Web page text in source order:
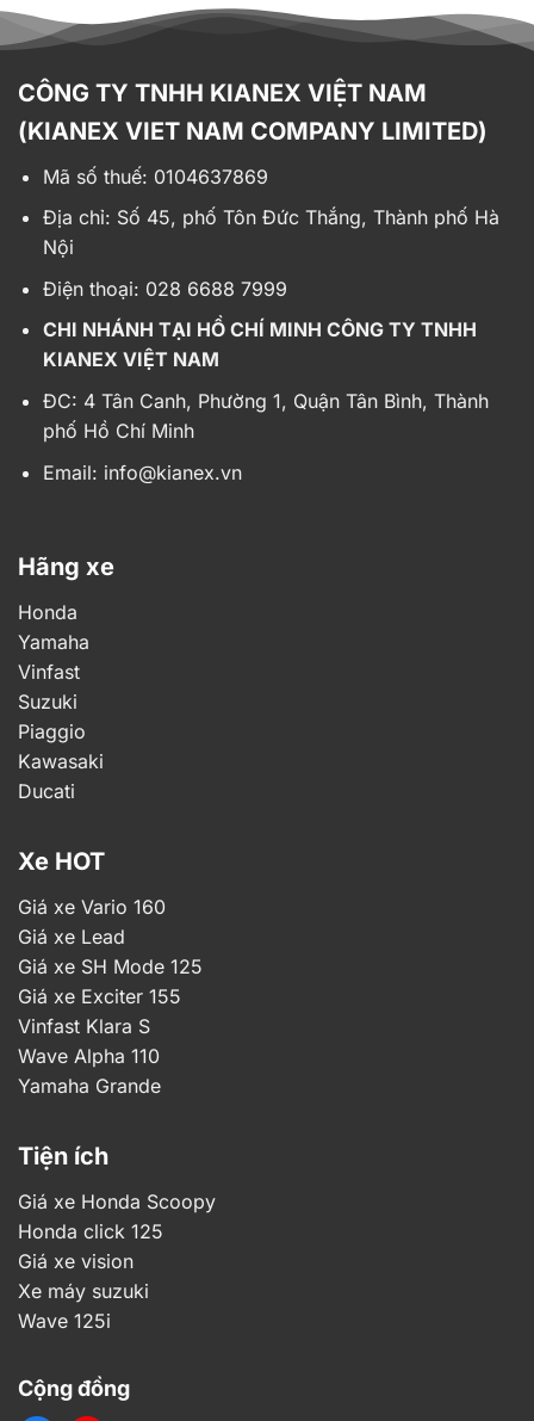
CÔNG TY TNHH KIANEX VIỆT NAM
(KIANEX VIET NAM COMPANY LIMITED)
Mã số thuế: 0104637869
Địa chỉ: Số 45, phố Tôn Đức Thắng, Thành phố Hà
Nội
Điện thoại: 028 6688 7999
CHI NHÁNH TẠI HỒ CHÍ MINH CÔNG TY TNHH
KIANEX VIỆT NAM
ĐC: 4 Tân Canh, Phường 1, Quận Tân Bình, Thành
phố Hồ Chí Minh
Email: info@kianex.vn
Hãng xe
Honda
Yamaha
Vinfast
Suzuki
Piaggio
Kawasaki
Ducati
Xe HOT
Giá xe Vario 160
Giá xe Lead
Giá xe SH Mode 125
Giá xe Exciter 155
Vinfast Klara S
Wave Alpha 110
Yamaha Grande
Tiện ích
Giá xe Honda Scoopy
Honda click 125
Giá xe vision
Xe máy suzuki
Wave 125i
Cộng đồng